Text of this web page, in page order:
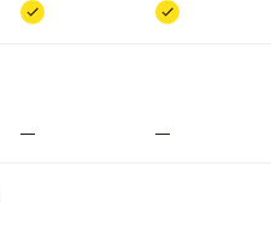
Inclus Inclus